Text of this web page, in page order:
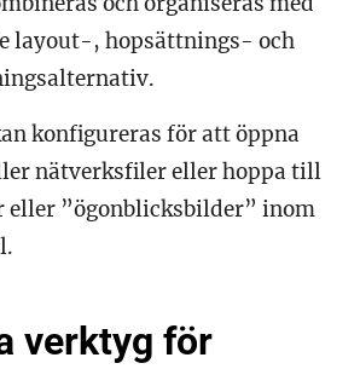
layout-, hopsättnings- och
konfigureras för att öppna
nätverksfiler eller hoppa till
eller ”ögonblicksbilder” inom
verktyg för